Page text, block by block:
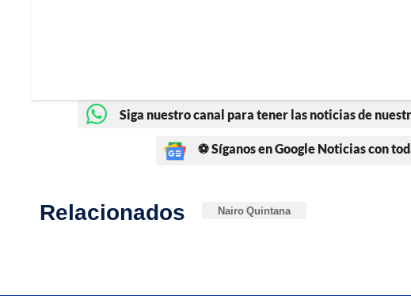
Siga nuestro canal para tener las noticias de
⚽ Síganos en Google Noticias con
Relacionados Nairo Quintana